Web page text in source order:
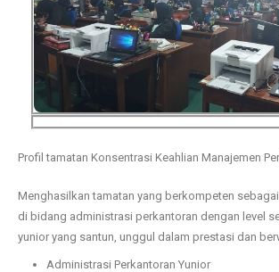
Profil tamatan Konsentrasi Keahlian Manajemen
Menghasilkan tamatan yang berkompeten
di bidang administrasi perkantoran dengan level
yunior yang santun, unggul dalam prestasi dan
Administrasi Perkantoran Yunior